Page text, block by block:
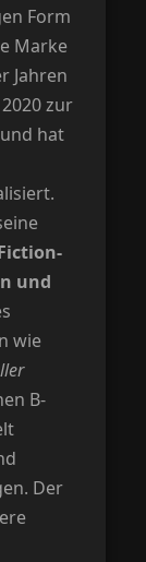
Form
Marke
Jahren
zur
und hat
und
wie
B-
Der